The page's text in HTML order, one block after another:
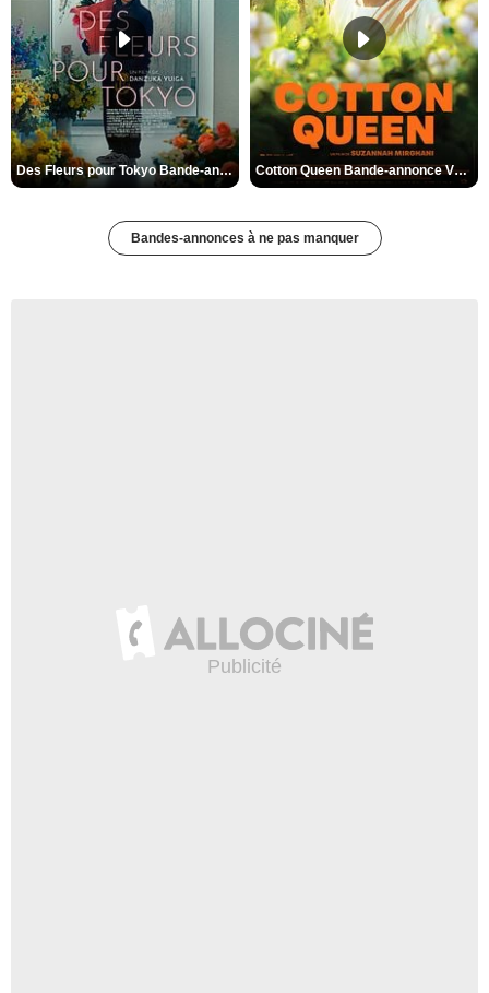
Des Fleurs pour Tokyo Bande-annonce VO STFR Cotton Queen Bande-annonce VO STFR
Bandes-annonces à ne pas manquer